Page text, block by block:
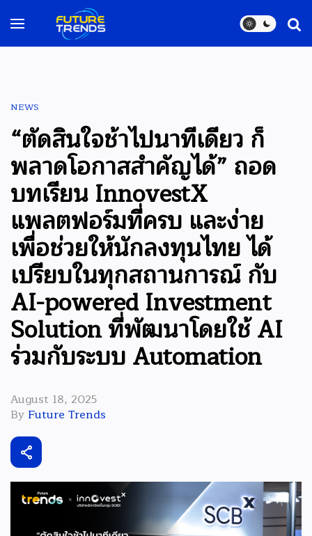
NEWS
“ตัดสินใจช้าไปนาทีเดียว ก็
พลาดโอกาสสำคัญได้” ถอด
บทเรียน InnovestX
แพลตฟอร์มที่ครบ และง่าย
เพื่อช่วยให้นักลงทุนไทย ได้
เปรียบในทุกสถานการณ์ กับ
AI-powered Investment
Solution ที่พัฒนาโดยใช้ AI
ร่วมกับระบบ Automation
August 18, 2025
By Future Trends